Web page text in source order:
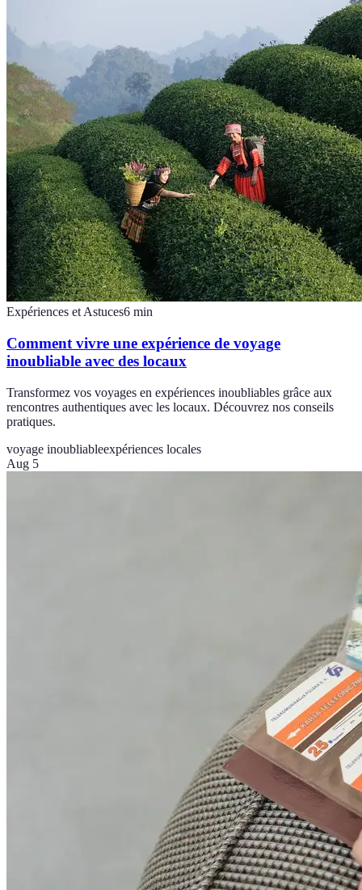
Expériences et Astuces6 min
Comment vivre une expérience de voyage
inoubliable avec des locaux
Transformez vos voyages en expériences inoubliables grâce aux
rencontres authentiques avec les locaux. Découvrez nos conseils
pratiques.
voyage inoubliableexpériences locales
Aug 5